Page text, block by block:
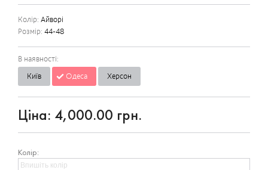
Колір: Айворі
Розмір: 44-48
В наявності:
Київ
Одеса Херсон
Ціна: 4,000.00 грн.
Колір: